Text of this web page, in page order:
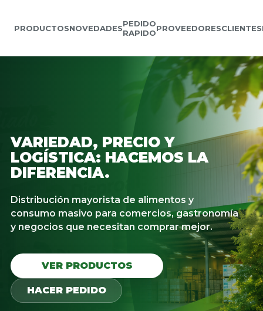
PRODUCTOSNOVEDADESPEDIDO
RAPIDOPROVEEDORESCLIENTES
VARIEDAD, PRECIO Y
LOGÍSTICA: HACEMOS LA
DIFERENCIA.
Distribución mayorista de alimentos y
consumo masivo para comercios, gastronomía
y negocios que necesitan comprar mejor.
VER PRODUCTOS
HACER PEDIDO